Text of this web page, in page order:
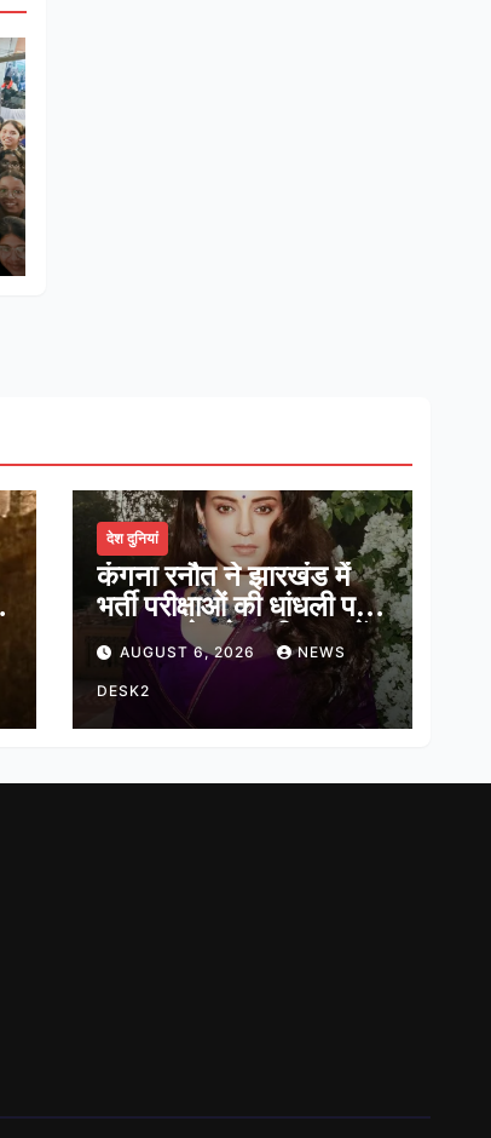
देश दुनियां
कंगना रनौत ने झारखंड में
भर्ती परीक्षाओं की धांधली पर
कहा, हमारे ‘जेन-जी’ सच में
हर तरह की तकलीफ झेल रहे
हैं
AUGUST 6, 2026 NEWS
DESK2